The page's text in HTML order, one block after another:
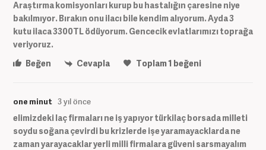
Araştırma komisyonları kurup bu hastalığın çaresine niye
bakılmıyor. Bırakın onu ilacı bile kendim alıyorum. Ayda 3
kutu ilaca 3300TL ödüyorum. Gencecik evlatlarımızı toprağa
veriyoruz.
Beğen
Cevapla Toplam1 beğeni
one minut 3 yıl önce
elimizdeki laç firmaları ne iş yapıyor türkilaç borsada milleti
soydu soğana çevirdi bu krizlerde işe yaramayacklarda ne
zaman yarayacaklar yerli milli firmalara güveni sarsmayalım